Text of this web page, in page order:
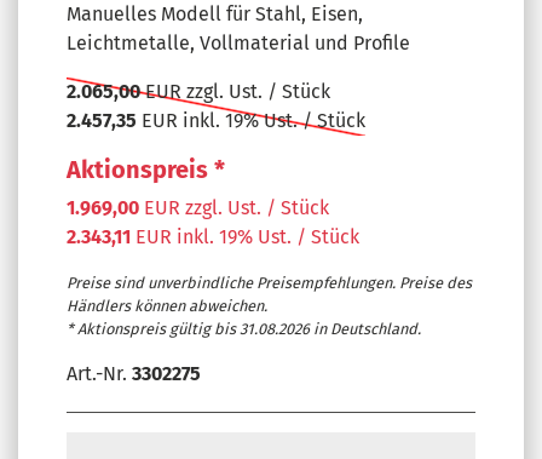
Manuelles Modell für Stahl, Eisen,
Leichtmetalle, Vollmaterial und Profile
2.065,00EUR zzgl. Ust. / Stück
2.457,35 EUR inkl. 19% Ust. / Stück
Aktionspreis *
1.969,00 EUR zzgl. Ust. / Stück
2.343,11 EUR inkl. 19% Ust. / Stück
Preise sind unverbindliche Preisempfehlungen. Preise des
Händlers können abweichen.
* Aktionspreis gültig bis 31.08.2026 in Deutschland.
Art.-Nr. 3302275